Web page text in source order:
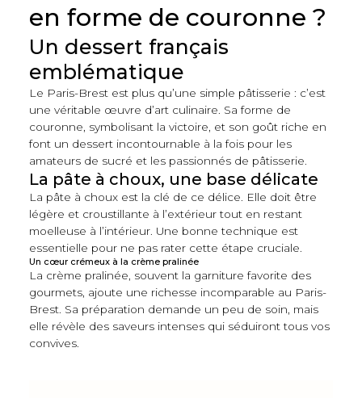
en forme de couronne ?
Un dessert français
emblématique
Le Paris-Brest est plus qu’une simple pâtisserie : c’est
une véritable œuvre d’art culinaire. Sa forme de
couronne, symbolisant la victoire, et son goût riche en
font un dessert incontournable à la fois pour les
amateurs de sucré et les passionnés de pâtisserie.
La pâte à choux, une base délicate
La pâte à choux est la clé de ce délice. Elle doit être
légère et croustillante à l’extérieur tout en restant
moelleuse à l’intérieur. Une bonne technique est
essentielle pour ne pas rater cette étape cruciale.
Un cœur crémeux à la crème pralinée
La crème pralinée, souvent la garniture favorite des
gourmets, ajoute une richesse incomparable au Paris-
Brest. Sa préparation demande un peu de soin, mais
elle révèle des saveurs intenses qui séduiront tous vos
convives.